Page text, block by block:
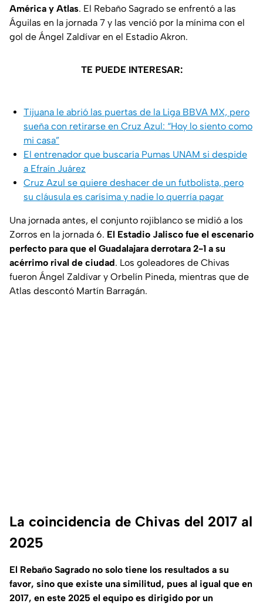
América y Atlas. El Rebaño Sagrado se enfrentó a las
Águilas en la jornada 7 y las venció por la mínima con el
gol de Ángel Zaldívar en el Estadio Akron.
TE PUEDE INTERESAR:
Tijuana le abrió las puertas de la Liga BBVA MX, pero
sueña con retirarse en Cruz Azul: “Hoy lo siento como
mi casa”
El entrenador que buscaría Pumas UNAM si despide
a Efraín Juárez
Cruz Azul se quiere deshacer de un futbolista, pero
su cláusula es carísima y nadie lo querría pagar
Una jornada antes, el conjunto rojiblanco se midió a los
Zorros en la jornada 6. El Estadio Jalisco fue el escenario
perfecto para que el Guadalajara derrotara 2-1 a su
acérrimo rival de ciudad. Los goleadores de Chivas
fueron Ángel Zaldívar y Orbelín Pineda, mientras que de
Atlas descontó Martín Barragán.
La coincidencia de Chivas del 2017 al
2025
El Rebaño Sagrado no solo tiene los resultados a su
favor, sino que existe una similitud, pues al igual que en
2017, en este 2025 el equipo es dirigido por un